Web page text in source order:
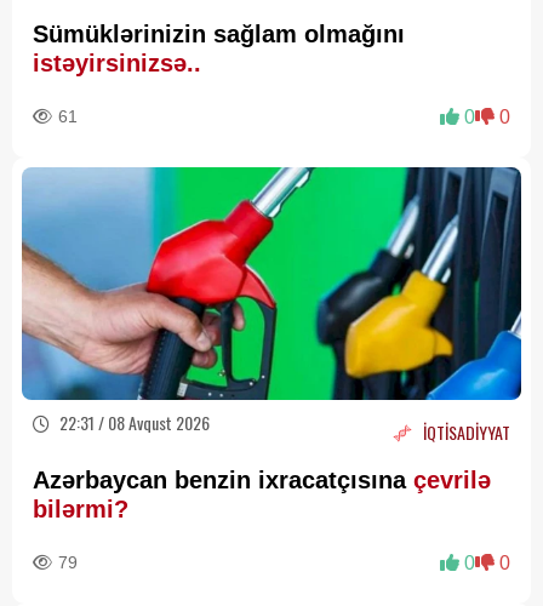
Sümüklərinizin sağlam olmağını
istəyirsinizsə..
61 0 0
22:31 / 08 Avqust 2026 İQTİSADİYYAT
Azərbaycan benzin ixracatçısınaçevrilə
bilərmi?
79 0 0